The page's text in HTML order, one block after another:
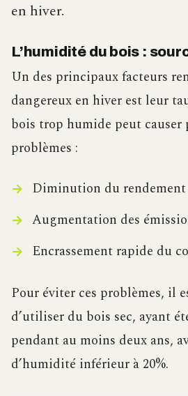
en hiver.
L’humidité du bois :
Un des principaux facteurs
dangereux en hiver est leur
bois trop humide peut causer
problèmes :
Diminution du
Augmentation des
Encrassement rapide du
Pour éviter ces problèmes, il
d’utiliser du bois sec, ayant
pendant au moins deux ans,
d’humidité inférieur à 20%.